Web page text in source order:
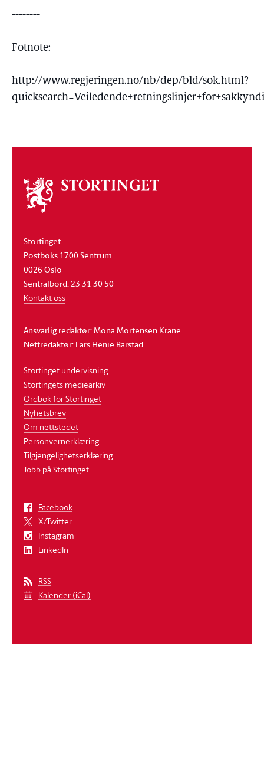
--------
Fotnote:
http://www.regjeringen.no/nb/dep/bld/sok.html?
Om
stortinget
Stortinget
Postboks 1700 Sentrum
0026 Oslo
Sentralbord: 23 31 30 50
Kontakt oss
Ansvarlig redaktør: Mona Mortensen Krane
Nettredaktør: Lars Henie Barstad
Stortinget undervisning
Stortingets mediearkiv
Ordbok for Stortinget
Nyhetsbrev
Om nettstedet
Personvernerklæring
Tilgjengelighetserklæring
Jobb på Stortinget
Facebook
X/Twitter
Instagram
LinkedIn
RSS
Kalender (iCal)